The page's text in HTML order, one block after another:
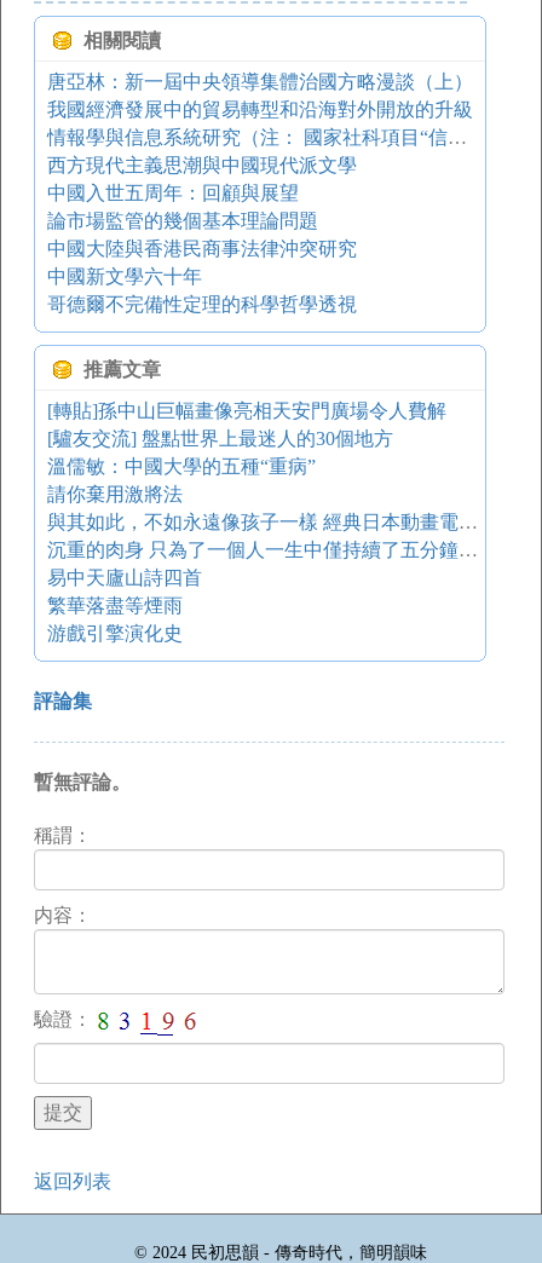
相關閱讀
唐亞林：新一屆中央領導集體治國方略漫談（上）
我國經濟發展中的貿易轉型和沿海對外開放的升級
情報學與信息系統研究（注： 國家社科項目“信息系統基礎理論及其應用研究”研究論文之一。）
西方現代主義思潮與中國現代派文學
中國入世五周年：回顧與展望
論市場監管的幾個基本理論問題
中國大陸與香港民商事法律沖突研究
中國新文學六十年
哥德爾不完備性定理的科學哲學透視
推薦文章
[轉貼]孫中山巨幅畫像亮相天安門廣場令人費解
[驢友交流] 盤點世界上最迷人的30個地方
溫儒敏：中國大學的五種“重病”
請你棄用激將法
與其如此，不如永遠像孩子一樣 經典日本動畫電影與臺詞
沉重的肉身 只為了一個人一生中僅持續了五分鐘的親吻
易中天廬山詩四首
繁華落盡等煙雨
游戲引擎演化史
評論集
暫無評論。
稱謂：
内容：
驗證：
返回列表
© 2024 民初思韻 - 傳奇時代，簡明韻味